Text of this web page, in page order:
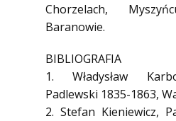
Chorzelach,
Baranowie.
BIBLIOGRAFIA
1. Władysław
Padlewski 1835-1863,
2. Stefan Kieniewicz,